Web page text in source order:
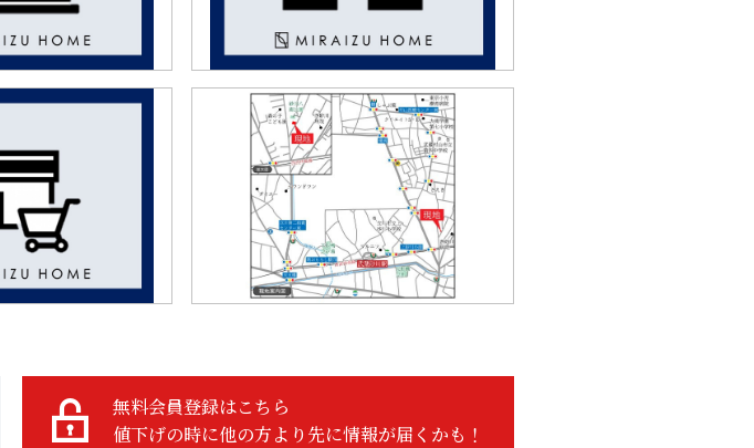
無料会員登録はこちら
値下げの時に他の方より先に情報が届くかも！